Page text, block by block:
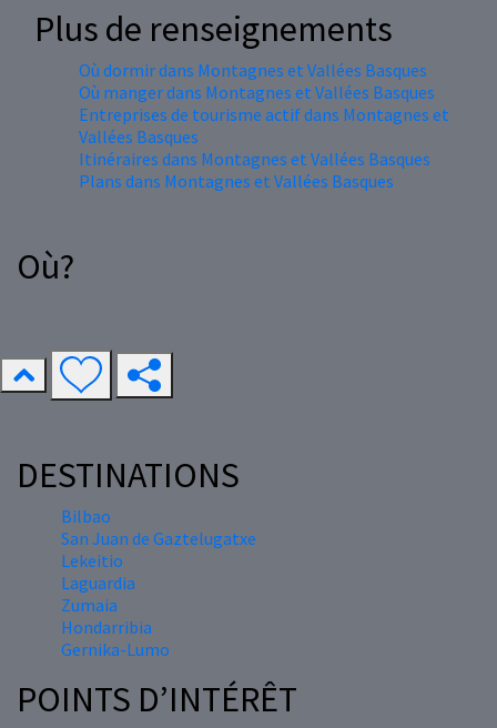
Plus de renseignements
Où dormir dans Montagnes et Vallées Basques
Où manger dans Montagnes et Vallées Basques
Entreprises de tourisme actif dans Montagnes et
Vallées Basques
Itinéraires dans Montagnes et Vallées Basques
Plans dans Montagnes et Vallées Basques
Où?
DESTINATIONS
Bilbao
San Juan de Gaztelugatxe
Lekeitio
Laguardia
Zumaia
Hondarribia
Gernika-Lumo
POINTS D’INTÉRÊT